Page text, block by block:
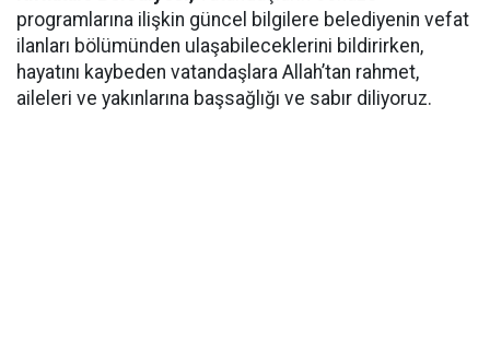
programlarına ilişkin güncel bilgilere belediyenin vefat
ilanları bölümünden ulaşabileceklerini bildirirken,
hayatını kaybeden vatandaşlara Allah’tan rahmet,
aileleri ve yakınlarına başsağlığı ve sabır diliyoruz.